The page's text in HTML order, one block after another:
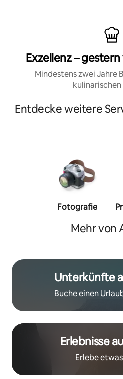
Exzellenz –
Mindestens zwei Jahre
Entdecke weitere
Fotografie
Mehr von
Unterkünfte
Buche einen
Erlebnisse
Erlebe